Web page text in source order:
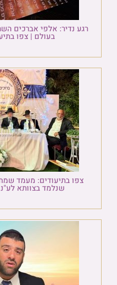
רגע נדיר: אלפי אברכים
בעולם | צפו
צפו בתיעודים: מעמד
שנלמד בצוותא